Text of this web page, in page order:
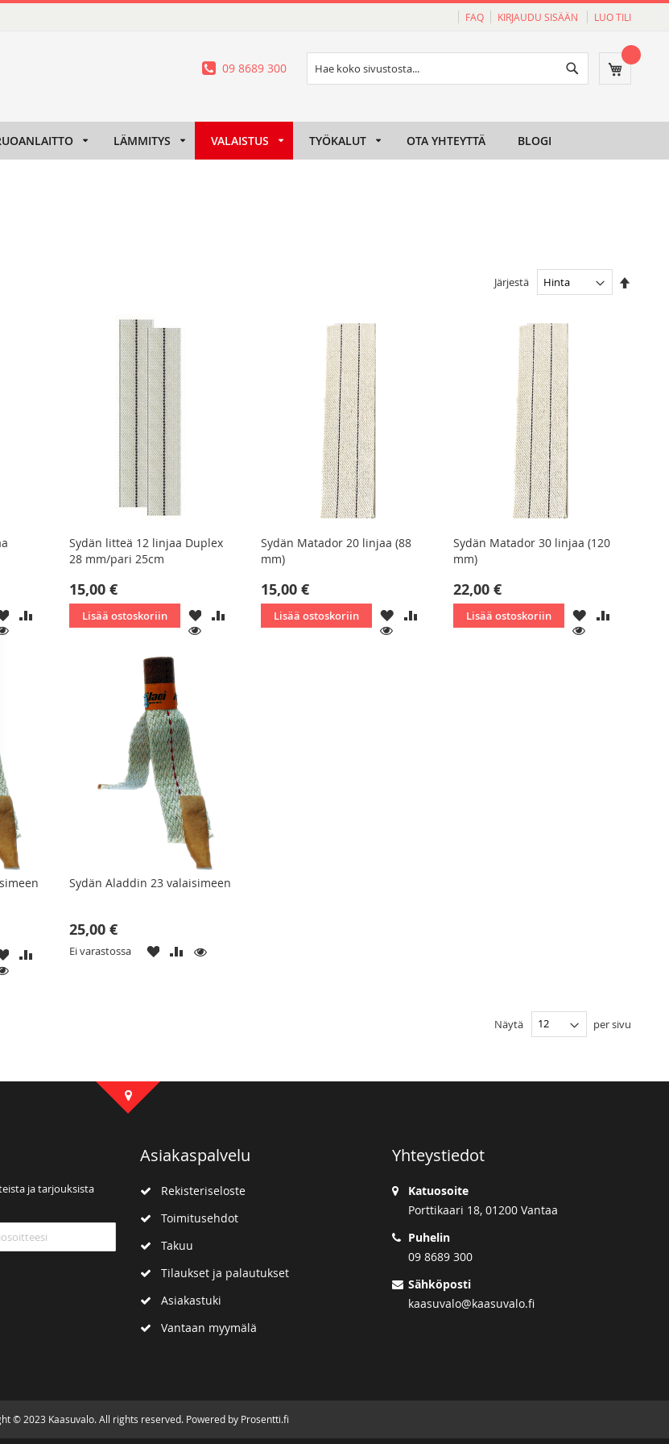
FAQ KIRJAUDU SISÄÄN LUO TILI
Ostoskori
Haku
09 8689 300
LÄMMITYS VALAISTUS TYÖKALUT OTA YHTEYTTÄ BLOGI
Järjestä
LISÄÄ
TOIVELISTAAN
LISÄÄ
VERTAILUUN
KATSO
Sydän litteä 12 linjaa Duplex
28 mm/pari 25cm
15,00 €
Lisää ostoskoriin
LISÄÄ
TOIVELISTAAN
VERTAILUUN
KATSO
Sydän Matador 20 linjaa (88
mm)
15,00 €
Lisää ostoskoriin
LISÄÄ
TOIVELISTAAN
LISÄÄ
VERTAILUUN
KATSO
Sydän Matador 30 linjaa (120
mm)
22,00 €
Lisää ostoskoriin
LISÄÄLISÄÄ
LISÄÄ
TOIVELISTAAN
LISÄÄ
KATSO
Sydän Aladdin 23 valaisimeen
25,00 €
Ei varastossa
LISÄÄ LISÄÄKATSO
reading page Näytä per sivu
ja tarjouksista
Asiakaspalvelu
Rekisteriseloste
Toimitusehdot
Takuu
Tilaukset ja palautukset
Asiakastuki
Vantaan myymälä
Yhteystiedot
Katuosoite
Porttikaari 18, 01200 Vantaa
Puhelin
09 8689 300
Sähköposti
kaasuvalo@kaasuvalo.fi
© 2023 Kaasuvalo. All rights reserved. Powered by Prosentti.fi